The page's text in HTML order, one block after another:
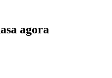
agora